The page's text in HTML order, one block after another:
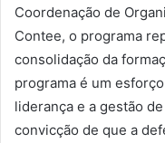
Coordenação de
Contee, o programa
consolidação da
programa é um
liderança e a gestão
convicção de que a